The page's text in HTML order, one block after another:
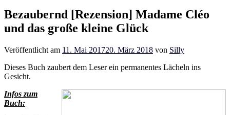
Bezaubernd [Rezension] Madame Cléo
und das große kleine Glück
Veröffentlicht am 11. Mai 201720. März 2018 von Silly
Dieses Buch zaubert dem Leser ein permanentes Lächeln ins
Gesicht.
Infos zum
Buch: